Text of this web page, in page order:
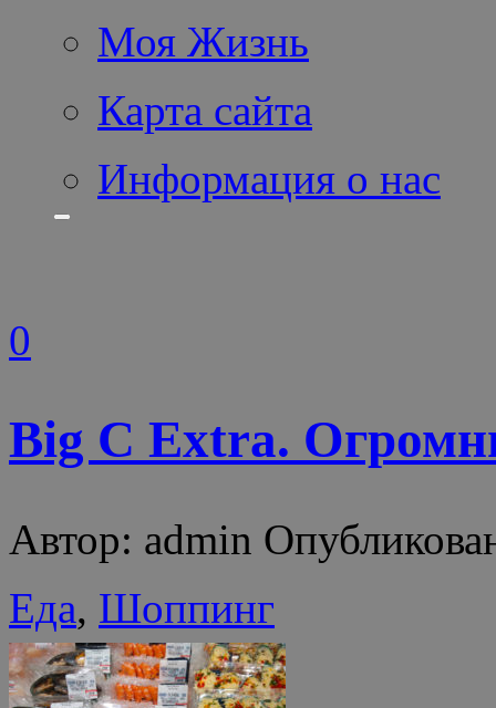
Моя Жизнь
Карта сайта
Информация о нас
0
Big С Extra.
Автор: admin
Еда, Шоппинг